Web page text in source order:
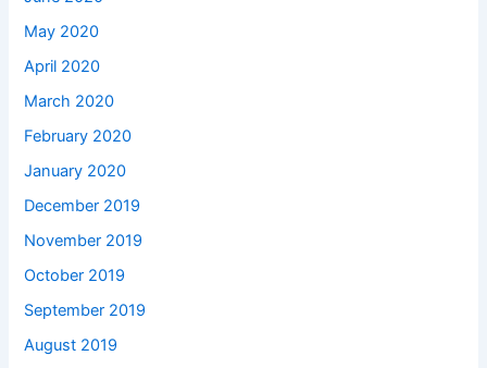
May 2020
April 2020
March 2020
February 2020
January 2020
December 2019
November 2019
October 2019
September 2019
August 2019